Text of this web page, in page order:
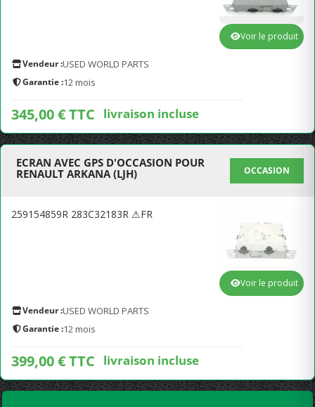
Vendeur :USED WORLD PARTS
Garantie :12 mois
345,00 € TTC livraison incluse
Voir le produit
ECRAN AVEC GPS D'OCCASION POUR
RENAULT ARKANA (LJH)
OCCASION
259154859R 283C32183R ⚠FR
Vendeur :USED WORLD PARTS
Garantie :12 mois
399,00 € TTC livraison incluse
Voir le produit